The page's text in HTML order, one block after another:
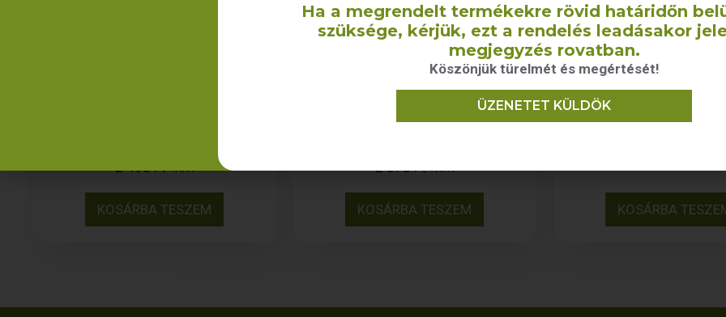
2 490Ft +ÁFA
KOSÁRBA TESZEM
(darázsmintás) – 75×200
2 375Ft +ÁFA
KOSÁRBA TESZEM
(darázsvászon) –
KOSÁRBA
Ha a megrendelt termékekre rövid határidőn
szüksége, kérjük, ezt a rendelés leadásakor
megjegyzés rovatban.
Köszönjük türelmét és megértését!
ÜZENETET KÜLDÖK